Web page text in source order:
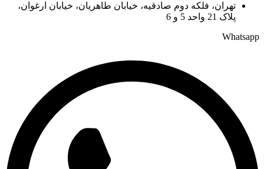
تهران، فلکه دوم صادقیه، خیابان طاهریان، خیابان ارغوان،
پلاک 21 واحد 5 و 6
Whatsapp